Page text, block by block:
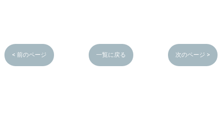
< 前のページ 一覧に戻る 次のページ >